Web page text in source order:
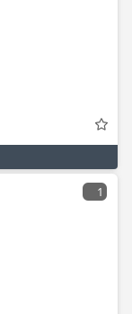
1